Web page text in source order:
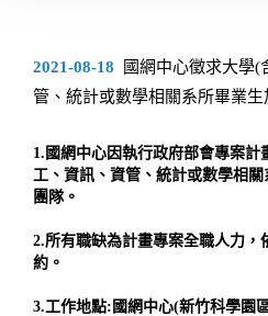
2021-08-18
國網中心徵求大學
管、統計或數學相關系所畢業
1.國網中心因執行政府部會專案
工、資訊、資管、統計或數學相
團隊。
2.所有職缺為計畫專案全職人力，
約。
3.工作地點:國網中心(新竹科學園